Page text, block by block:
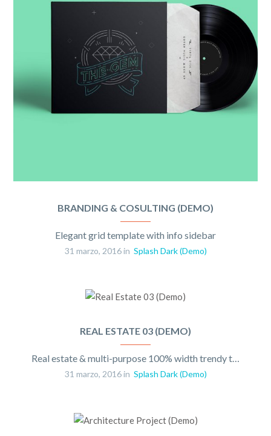
BRANDING & COSULTING (DEMO)
Elegant grid template with info sidebar
31 marzo, 2016 in Splash Dark (Demo)
REAL ESTATE 03 (DEMO)
Real estate & multi-purpose 100% width trendy template
31 marzo, 2016 in Splash Dark (Demo)